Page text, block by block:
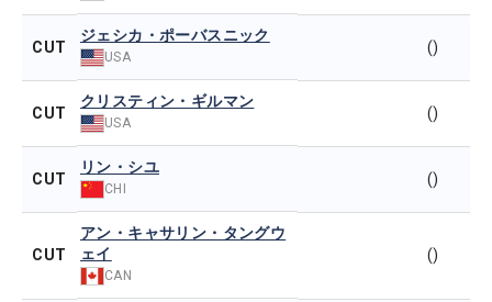
CUT
ジェシカ・ポーバスニック
USA
()
CUT
クリスティン・ギルマン
USA
()
CUT
リン・シユ
CHI
()
CUT
アン・キャサリン・タングウ
ェイ
CAN
()